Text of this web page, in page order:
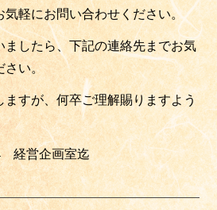
気軽にお問い合わせください。
ましたら、下記の連絡先までお気
さい。
ますが、何卒ご理解賜りますよう
経営企画室迄